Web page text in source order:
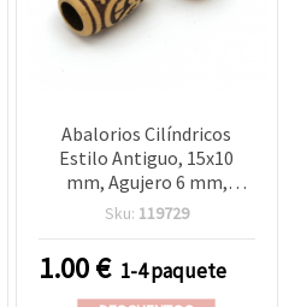
Abalorios Cilíndricos
Estilo Antiguo, 15x10
mm, Agujero 6 mm,
Marrón, 50 g (aprox. 68
Sku: 119729
1.00€ 1-4 paquete